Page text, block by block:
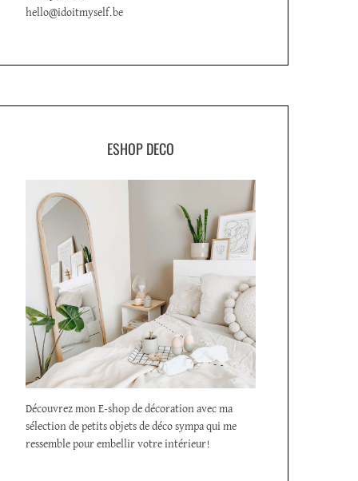
hello@idoitmyself.be
ESHOP DECO
Découvrez mon E-shop de décoration avec ma
sélection de petits objets de déco sympa qui me
ressemble pour embellir votre intérieur!